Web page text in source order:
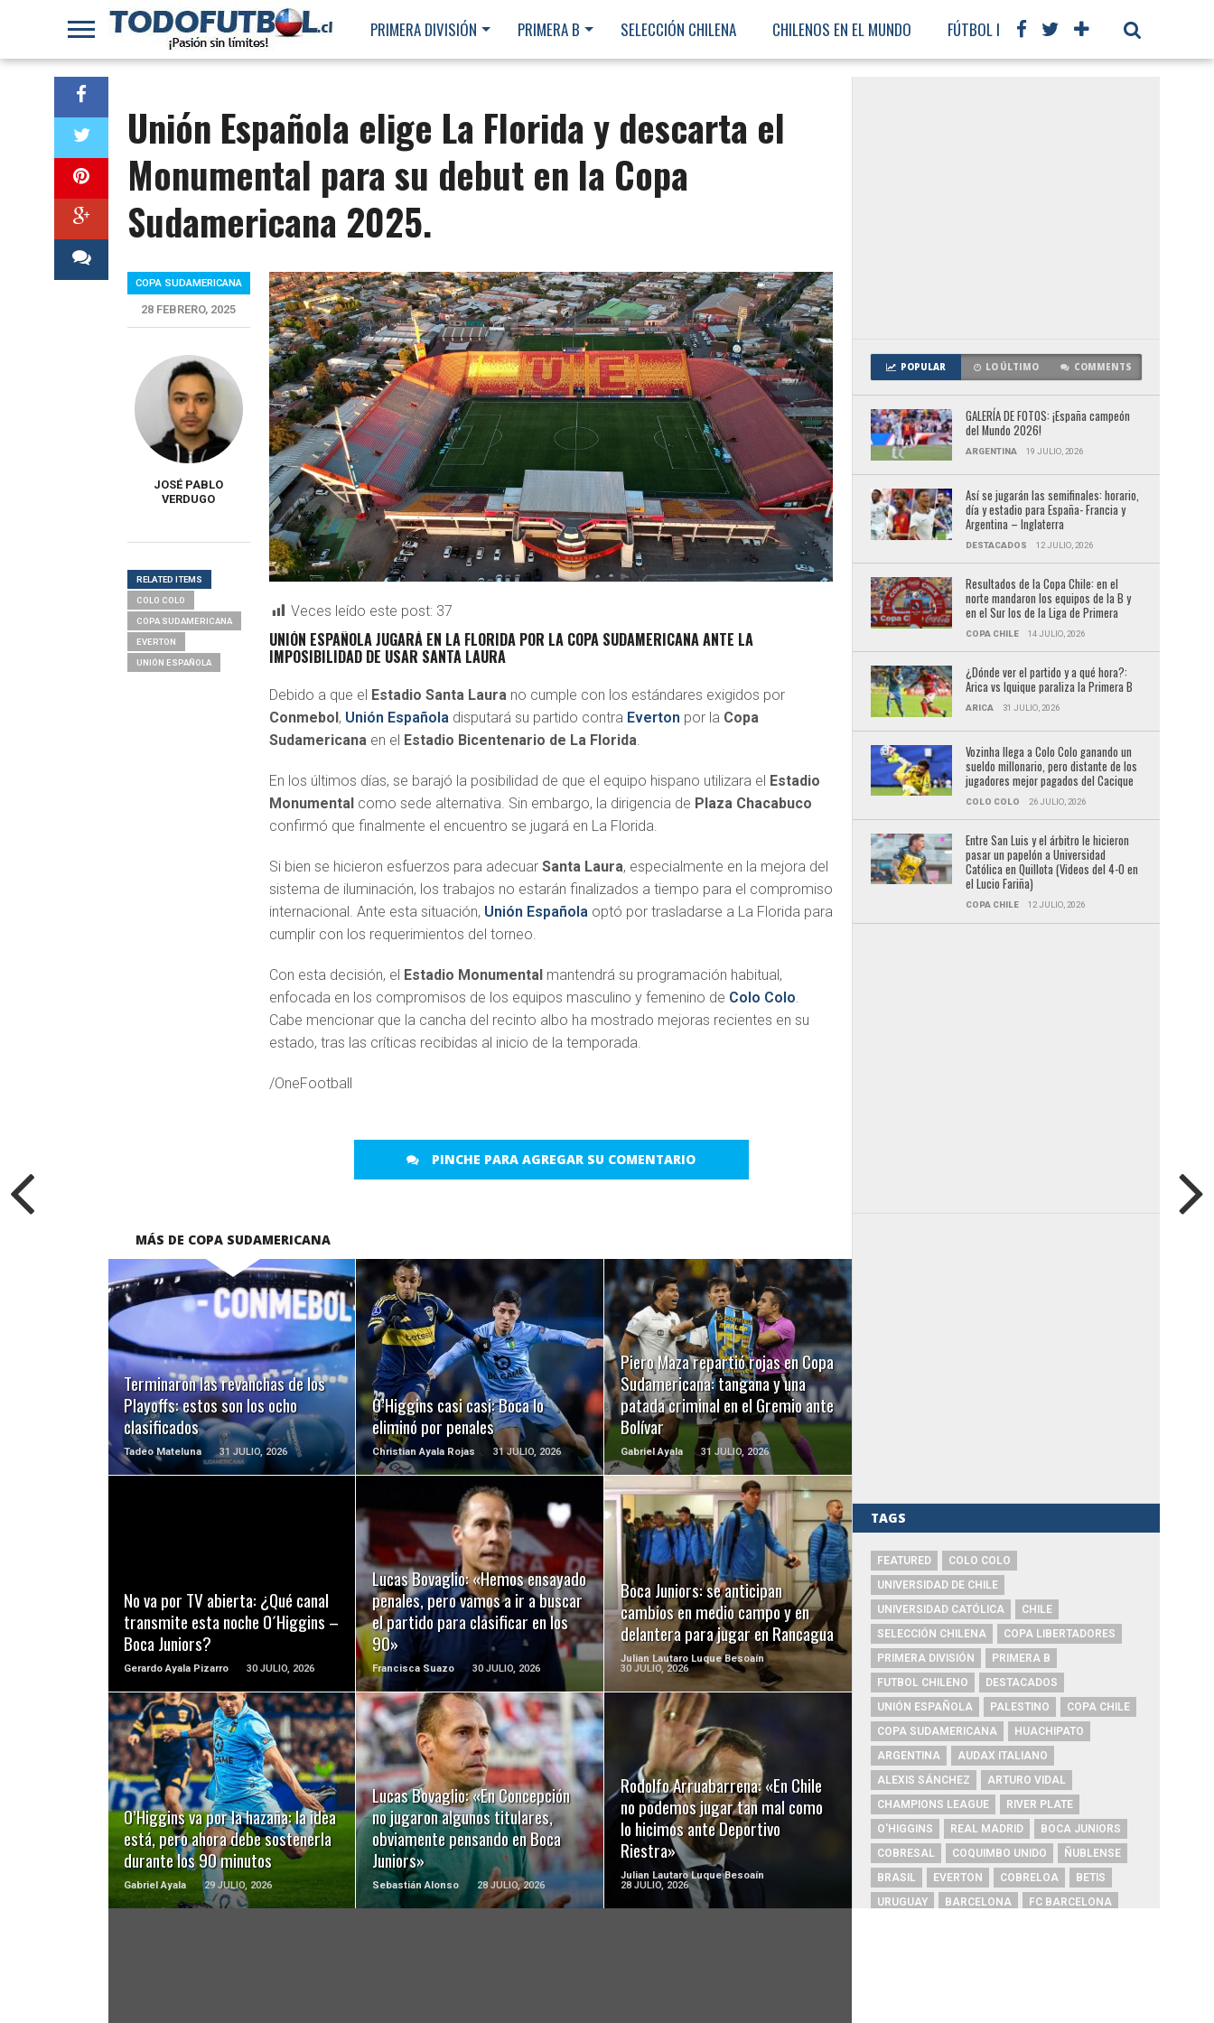
PRIMERA DIVISIÓN PRIMERA B SELECCIÓN CHILENA CHILENOS EN EL MUNDO FÚTBOL INTERNACIONAL
Unión Española elige La Florida y descarta el
Monumental para su debut en la Copa
Sudamericana 2025.
Veces leído este post: 37
UNIÓN ESPAÑOLA JUGARÁ EN LA FLORIDA POR LA COPA SUDAMERICANA ANTE LA
IMPOSIBILIDAD DE USAR SANTA LAURA
Debido a que el Estadio Santa Laura no cumple con los estándares exigidos por
Conmebol , Unión Española disputará su partido contra Everton por la Copa
Sudamericana en el Estadio Bicentenario de La Florida.
En los últimos días, se barajó la posibilidad de que el equipo hispano utilizara el Estadio
Monumental como sede alternativa. Sin embargo, la dirigencia de Plaza Chacabuco
confirmó que finalmente el encuentro se jugará en La Florida.
Si bien se hicieron esfuerzos para adecuarSanta Laura, especialmente en la mejora del
sistema de iluminación, los trabajos no estarán finalizados a tiempo para el compromiso
internacional. Ante esta situación, Unión Española optó por trasladarse a La Florida para
cumplir con los requerimientos del torneo.
Con esta decisión, el Estadio Monumental mantendrá su programación habitual,
enfocada en los compromisos de los equipos masculino y femenino de Colo Colo.
Cabe mencionar que la cancha del recinto albo ha mostrado mejoras recientes en su
estado, tras las críticas recibidas al inicio de la temporada.
/OneFootball
PINCHE PARA AGREGAR SU COMENTARIO
COPA SUDAMERICANA
28 FEBRERO, 2025
JOSÉ PABLO
VERDUGO
RELATED ITEMS
COLO COLO
COPA SUDAMERICANA
EVERTON
UNIÓN ESPAÑOLA
MÁS DE COPA SUDAMERICANA
Terminaron las revanchas de los
Playoffs: estos son los ocho
clasificados
Tadeo Mateluna 31 JULIO, 2026
LEER MÁS
O’Higgins casi casi: Boca lo
eliminó por penales
Christian Ayala Rojas 31 JULIO, 2026
LEER MÁS
Piero Maza repartió rojas en Copa
Sudamericana: tangana y una
patada criminal en el Gremio ante
Bolívar
Gabriel Ayala 31 JULIO, 2026
LEER MÁS
No va por TV abierta: ¿Qué canal
transmite esta noche O´Higgins –
Boca Juniors?
Gerardo Ayala Pizarro 30 JULIO, 2026
Lucas Bovaglio: «Hemos ensayado
penales, pero vamos a ir a buscar
el partido para clasificar en los
90»
Francisca Suazo 30 JULIO, 2026
LEER MÁS
Boca Juniors: se anticipan
cambios en medio campo y en
delantera para jugar en Rancagua
Julian Lautaro Luque Besoaín
30 JULIO, 2026
LEER MÁS
O’Higgins va por la hazaña: la idea
está, pero ahora debe sostenerla
durante los 90 minutos
Gabriel Ayala 29 JULIO, 2026
LEER MÁS
Lucas Bovaglio: «En Concepción
no jugaron algunos titulares,
obviamente pensando en Boca
Juniors»
Sebastián Alonso 28 JULIO, 2026
LEER MÁS
Rodolfo Arruabarrena: «En Chile
no podemos jugar tan mal como
lo hicimos ante Deportivo
Riestra»
Julian Lautaro Luque Besoaín
28 JULIO, 2026
LEER MÁS
POPULAR LO ÚLTIMO COMMENTS
GALERÍA DE FOTOS: ¡España campeón
del Mundo 2026!
ARGENTINA 19 JULIO, 2026
Así se jugarán las semifinales: horario,
día y estadio para España- Francia y
Argentina – Inglaterra
DESTACADOS 12 JULIO, 2026
Resultados de la Copa Chile: en el
norte mandaron los equipos de la B y
en el Sur los de la Liga de Primera
COPA CHILE 14 JULIO, 2026
¿Dónde ver el partido y a qué hora?:
Arica vs Iquique paraliza la Primera B
ARICA 31 JULIO, 2026
Vozinha llega a Colo Colo ganando un
sueldo millonario, pero distante de los
jugadores mejor pagados del Cacique
COLO COLO 26 JULIO, 2026
Entre San Luis y el árbitro le hicieron
pasar un papelón a Universidad
Católica en Quillota (Videos del 4-0 en
el Lucio Fariña)
COPA CHILE 12 JULIO, 2026
TAGS
FEATURED
COLO COLO
UNIVERSIDAD DE CHILE
UNIVERSIDAD CATÓLICA
CHILE
SELECCIÓN CHILENA
COPA LIBERTADORES
PRIMERA DIVISIÓN
PRIMERA B
FUTBOL CHILENO
DESTACADOS
UNIÓN ESPAÑOLA
PALESTINO
COPA CHILE
COPA SUDAMERICANA
HUACHIPATO
ARGENTINA
AUDAX ITALIANO
ALEXIS SÁNCHEZ
ARTURO VIDAL
CHAMPIONS LEAGUE
RIVER PLATE
O'HIGGINS
REAL MADRID
BOCA JUNIORS
COBRESAL
COQUIMBO UNIDO
ÑUBLENSE
BRASIL
EVERTON COBRELOA
BETIS
URUGUAY
BARCELONA
FC BARCELONA